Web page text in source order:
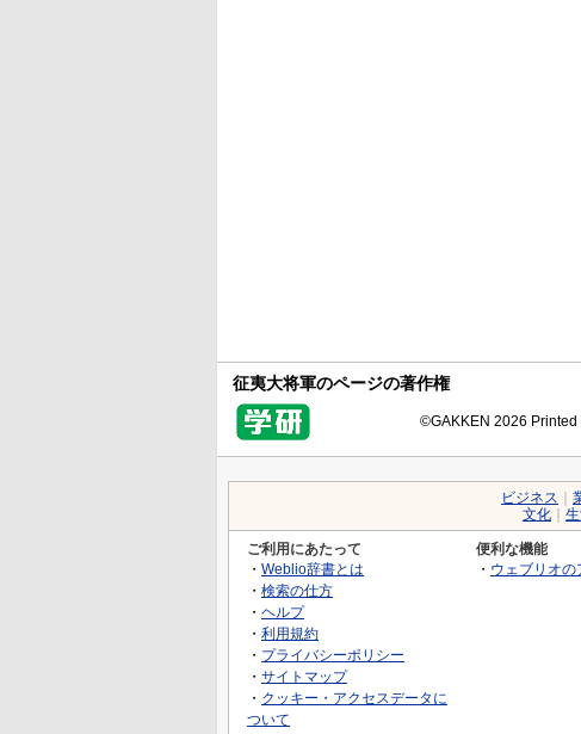
征夷大将軍のページの著作権
©GAKKEN 2026 Printed
ビジネス
文化
ご利用にあたって
・ Weblio辞書とは
・ 検索の仕方
・ ヘルプ
・ 利用規約
・ プライバシーポリシー
・ サイトマップ
・ クッキー・アクセスデータに
ついて
便利な機能
・ ウェブリオの